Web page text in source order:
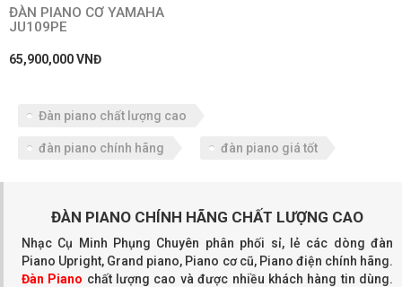
ĐÀN PIANO CƠ YAMAHA
JU109PE
65,900,000 VNĐ
Đàn piano chất lượng cao
đàn piano chính hãng đàn piano giá tốt
ĐÀN PIANO CHÍNH HÃNG CHẤT LƯỢNG CAO
Nhạc Cụ Minh Phụng Chuyên phân phối sỉ, lẻ các dòng đàn
Piano Upright, Grand piano, Piano cơ cũ, Piano điện chính hãng.
Đàn Piano chất lượng cao và được nhiều khách hàng tin dùng.